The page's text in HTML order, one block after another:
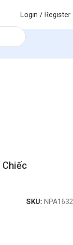
Login / Register
SKU: NPA1632